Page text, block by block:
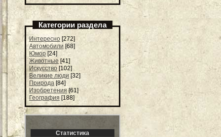
Категории раздела
Интересно [272]
Автомобили [68]
Юмор [24]
Животные [41]
Искусство [102]
Великие люди [32]
Природа [84]
Изобретения [61]
География [188]
Статистика